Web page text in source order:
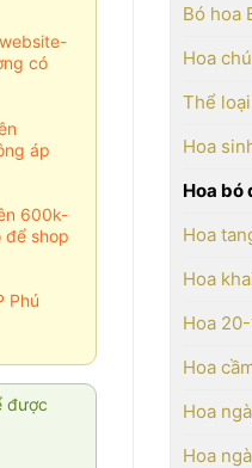
Bó hoa
Hoa
Thể loại
Hoa
Hoa bó
Hoa
Hoa
Hoa
Hoa
Hoa
Hoa
có
áp
600k-
để shop
Phú
được